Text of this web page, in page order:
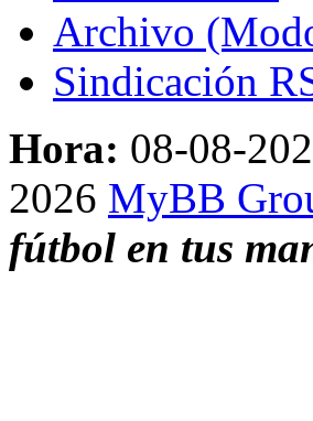
Archivo
Sindicación
Hora: 08-08-
2026 MyBB
fútbol en tus